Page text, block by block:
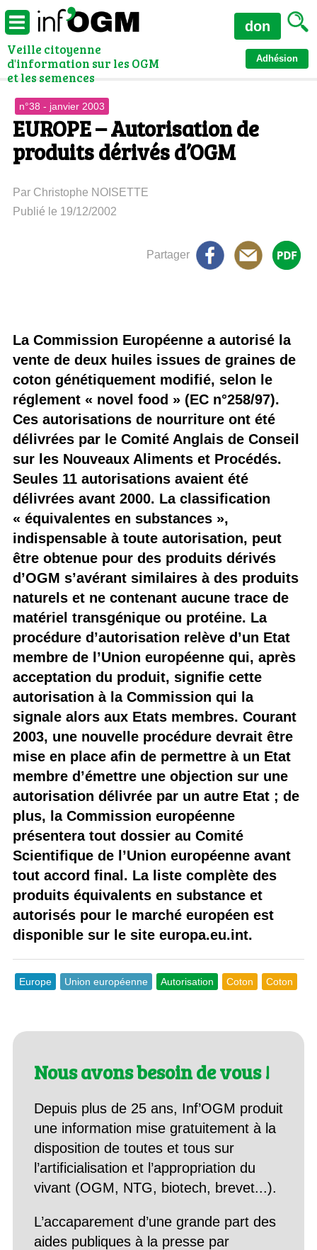
Veille citoyenne
d'information sur les OGM
et les semences
Adhésion
don
n°38 - janvier 2003
EUROPE – Autorisation de
produits dérivés d’OGM
Par Christophe NOISETTE
Publié le 19/12/2002
Partager
La Commission Européenne a autorisé la
vente de deux huiles issues de graines de
coton génétiquement modifié, selon le
réglement « novel food » (EC n°258/97).
Ces autorisations de nourriture ont été
délivrées par le Comité Anglais de Conseil
sur les Nouveaux Aliments et Procédés.
Seules 11 autorisations avaient été
délivrées avant 2000. La classification
« équivalentes en substances »,
indispensable à toute autorisation, peut
être obtenue pour des produits dérivés
d’OGM s’avérant similaires à des produits
naturels et ne contenant aucune trace de
matériel transgénique ou protéine. La
procédure d’autorisation relève d’un Etat
membre de l’Union européenne qui, après
acceptation du produit, signifie cette
autorisation à la Commission qui la
signale alors aux Etats membres. Courant
2003, une nouvelle procédure devrait être
mise en place afin de permettre à un Etat
membre d’émettre une objection sur une
autorisation délivrée par un autre Etat ; de
plus, la Commission européenne
présentera tout dossier au Comité
Scientifique de l’Union européenne avant
tout accord final. La liste complète des
produits équivalents en substance et
autorisés pour le marché européen est
disponible sur le site europa.eu.int.
Europe Union européenne Autorisation Coton Coton
Nous avons besoin de vous !
Depuis plus de 25 ans, Inf’OGM produit
une information mise gratuitement à la
disposition de toutes et tous sur
l’artificialisation et l’appropriation du
vivant (OGM, NTG, biotech, brevet...).
L’accaparement d’une grande part des
aides publiques à la presse par